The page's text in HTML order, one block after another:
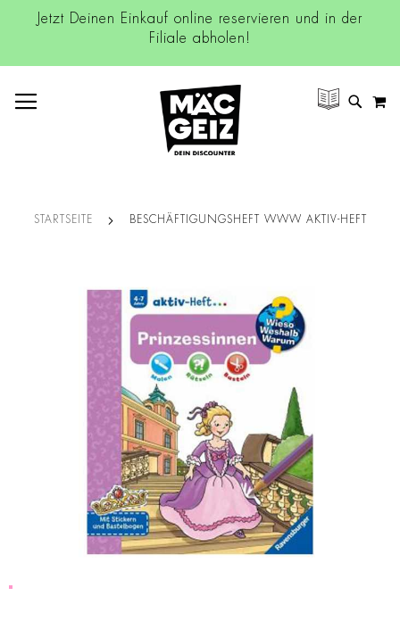
Jetzt Deinen Einkauf online reservieren und in der
Filiale abholen!
SUCHE
STARTSEITE BESCHÄFTIGUNGSHEFT WWW AKTIV-HEFT